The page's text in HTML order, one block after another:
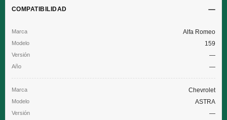
COMPATIBILIDAD
Alfa Romeo
159
—
—
Chevrolet
ASTRA
—